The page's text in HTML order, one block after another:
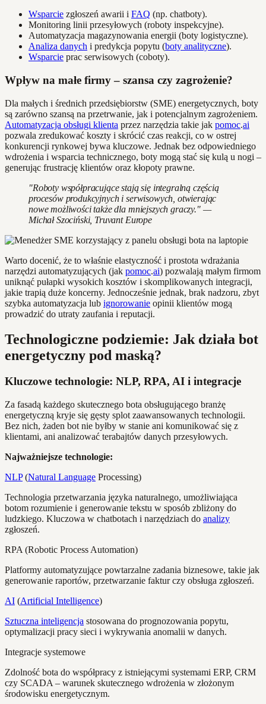
Wsparcie zgłoszeń awarii i FAQ (np. chatboty).
Monitoring linii przesyłowych (roboty inspekcyjne).
Automatyzacja magazynowania energii (boty logistyczne).
Analiza danych i predykcja popytu (boty analityczne).
Wsparcie prac serwisowych (coboty).
Wpływ na małe firmy – szansa czy zagrożenie?
Dla małych i średnich przedsiębiorstw (SME) energetycznych, boty
są zarówno szansą na przetrwanie, jak i potencjalnym zagrożeniem.
Automatyzacja obsługi klienta przez narzędzia takie jak pomoc.ai
pozwala zredukować koszty i skrócić czas reakcji, co w ostrej
konkurencji rynkowej bywa kluczowe. Jednak bez odpowiedniego
wdrożenia i wsparcia technicznego, boty mogą stać się kulą u nogi –
generując frustrację klientów oraz kłopoty prawne.
"Roboty współpracujące stają się integralną częścią
procesów produkcyjnych i serwisowych, otwierając
nowe możliwości także dla mniejszych graczy." —
Michał Szociński, Truvant Europe
Warto docenić, że to właśnie elastyczność i prostota wdrażania
narzędzi automatyzujących (jak pomoc.ai) pozwalają małym firmom
uniknąć pułapki wysokich kosztów i skomplikowanych integracji,
jakie trapią duże koncerny. Jednocześnie jednak, brak nadzoru, zbyt
szybka automatyzacja lub ignorowanie opinii klientów mogą
prowadzić do utraty zaufania i reputacji.
Technologiczne podziemie: Jak działa bot
energetyczny pod maską?
Kluczowe technologie: NLP, RPA, AI i integracje
Za fasadą każdego skutecznego bota obsługującego branżę
energetyczną kryje się gęsty splot zaawansowanych technologii.
Bez nich, żaden bot nie byłby w stanie ani komunikować się z
klientami, ani analizować terabajtów danych przesyłowych.
Najważniejsze technologie:
NLP(Natural Language Processing)
Technologia przetwarzania języka naturalnego, umożliwiająca
botom rozumienie i generowanie tekstu w sposób zbliżony do
ludzkiego. Kluczowa w chatbotach i narzędziach do analizy
zgłoszeń.
RPA (Robotic Process Automation)
Platformy automatyzujące powtarzalne zadania biznesowe, takie jak
generowanie raportów, przetwarzanie faktur czy obsługa zgłoszeń.
AI (Artificial Intelligence)
Sztuczna inteligencja stosowana do prognozowania popytu,
optymalizacji pracy sieci i wykrywania anomalii w danych.
Integracje systemowe
Zdolność bota do współpracy z istniejącymi systemami ERP, CRM
czy SCADA – warunek skutecznego wdrożenia w złożonym
środowisku energetycznym.